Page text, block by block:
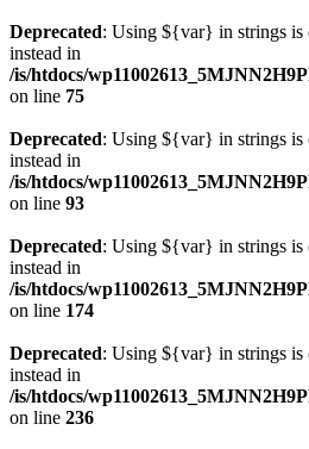
Deprecated: Using ${var} in strings is
instead in
/is/htdocs/
on line 75
Deprecated: Using ${var} in strings is
instead in
/is/htdocs/
on line 93
Deprecated: Using ${var} in strings is
instead in
/is/htdocs/
on line 174
Deprecated: Using ${var} in strings is
instead in
/is/htdocs/
on line 236